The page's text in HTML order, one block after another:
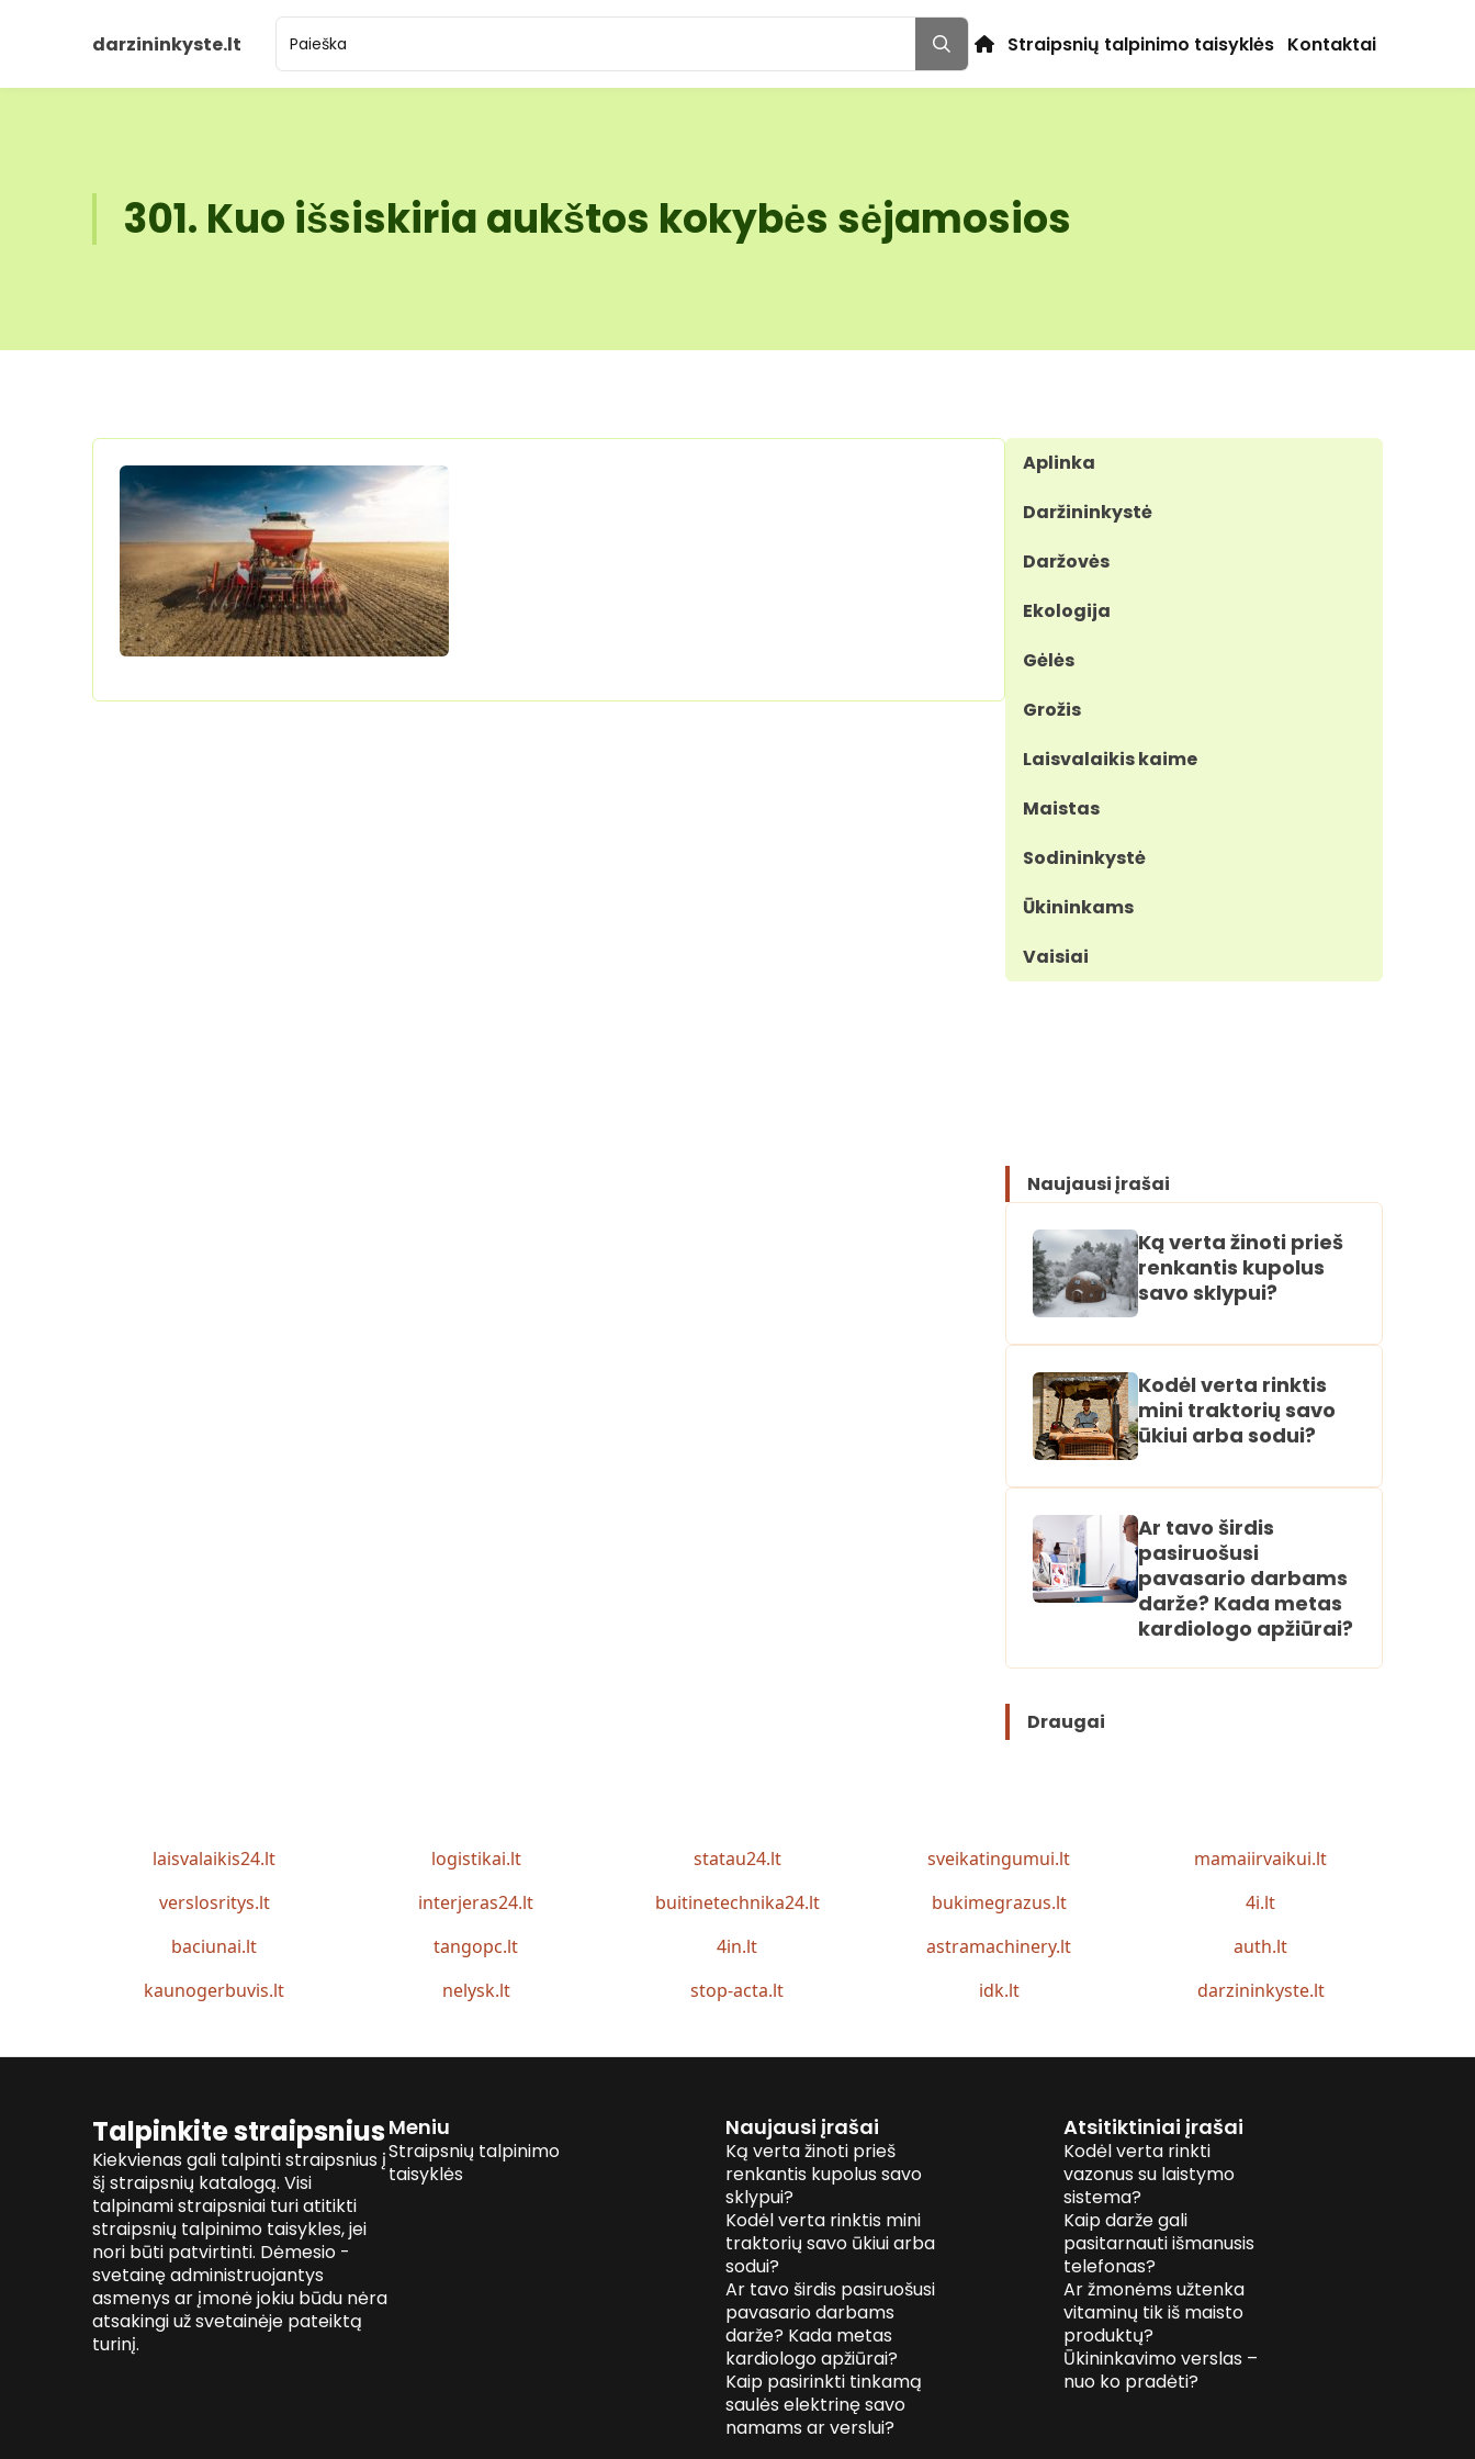
darzininkyste.lt Straipsnių talpinimo taisyklės Kontaktai
301. Kuo išsiskiria aukštos kokybės sėjamosios
Aplinka
Daržininkystė
Daržovės
Ekologija
Gėlės
Grožis
Laisvalaikis kaime
Maistas
Sodininkystė
Ūkininkams
Vaisiai
Naujausi įrašai
Ką verta žinoti prieš
renkantis kupolus
savo sklypui?
Kodėl verta rinktis
mini traktorių savo
ūkiui arba sodui?
Ar tavo širdis
pasiruošusi
pavasario darbams
darže? Kada metas
kardiologo apžiūrai?
Draugai
laisvalaikis24.lt logistikai.lt statau24.lt sveikatingumui.lt
mamaiirvaikui.lt
verslosritys.lt
interjeras24.lt buitinetechnika24.lt bukimegrazus.lt
4i.lt
baciunai.lt
tangopc.lt 4in.lt astramachinery.lt
auth.lt
kaunogerbuvis.lt
nelysk.lt stop-acta.lt idk.lt darzininkyste.lt
Talpinkite straipsnius
Kiekvienas gali talpinti straipsnius į
šį straipsnių katalogą. Visi
talpinami straipsniai turi atitikti
straipsnių talpinimo taisykles, jei
nori būti patvirtinti. Dėmesio -
svetainę administruojantys
asmenys ar įmonė jokiu būdu nėra
atsakingi už svetainėje pateiktą
turinį.
Meniu
Straipsnių talpinimo
taisyklės
Naujausi įrašai
Ką verta žinoti prieš
renkantis kupolus savo
sklypui?
Kodėl verta rinktis mini
traktorių savo ūkiui arba
sodui?
Ar tavo širdis pasiruošusi
pavasario darbams
darže? Kada metas
kardiologo apžiūrai?
Kaip pasirinkti tinkamą
saulės elektrinę savo
namams ar verslui?
Atsitiktiniai įrašai
Kodėl verta rinkti
vazonus su laistymo
sistema?
Kaip darže gali
pasitarnauti išmanusis
telefonas?
Ar žmonėms užtenka
vitaminų tik iš maisto
produktų?
Ūkininkavimo verslas –
nuo ko pradėti?